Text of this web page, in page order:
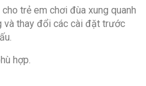
trẻ em chơi đùa xung quanh
và thay đổi các cài đặt trước
hợp.